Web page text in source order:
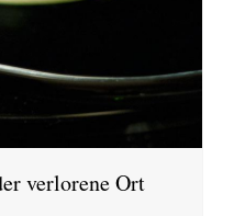
verlorene Ort